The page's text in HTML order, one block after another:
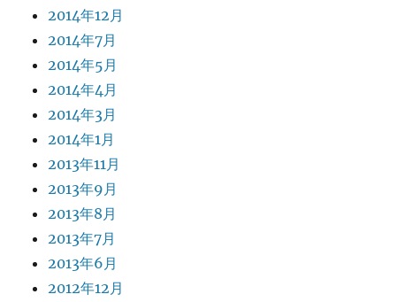
2014年12月
2014年7月
2014年5月
2014年4月
2014年3月
2014年1月
2013年11月
2013年9月
2013年8月
2013年7月
2013年6月
2012年12月